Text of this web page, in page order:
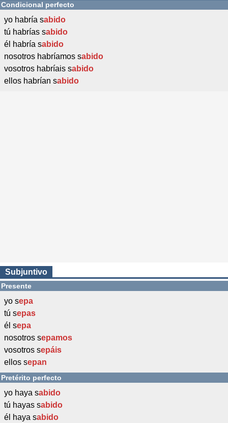
Condicional perfecto
yo habría sabido
tú habrías sabido
él habría sabido
nosotros habríamos sabido
vosotros habríais sabido
ellos habrían sabido
Subjuntivo
Presente
yo sepa
tú sepas
él sepa
nosotros sepamos
vosotros sepáis
ellos sepan
Pretérito perfecto
yo haya sabido
tú hayas sabido
él haya sabido